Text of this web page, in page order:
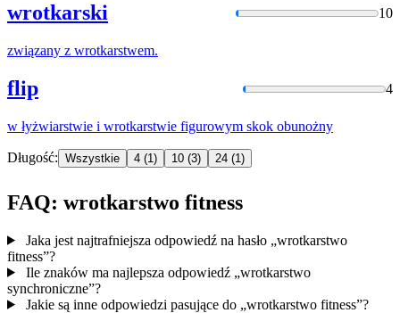
wrotkarski 10
związany z wrotkarstwem.
flip 4
w łyżwiarstwie i wrotkarstwie figurowym skok obunożny
Długość: Wszystkie 4 (1) 10 (3) 24 (1)
FAQ: wrotkarstwo fitness
Jaka jest najtrafniejsza odpowiedź na hasło „wrotkarstwo
fitness”?
Ile znaków ma najlepsza odpowiedź „wrotkarstwo
synchroniczne”?
Jakie są inne odpowiedzi pasujące do „wrotkarstwo fitness”?